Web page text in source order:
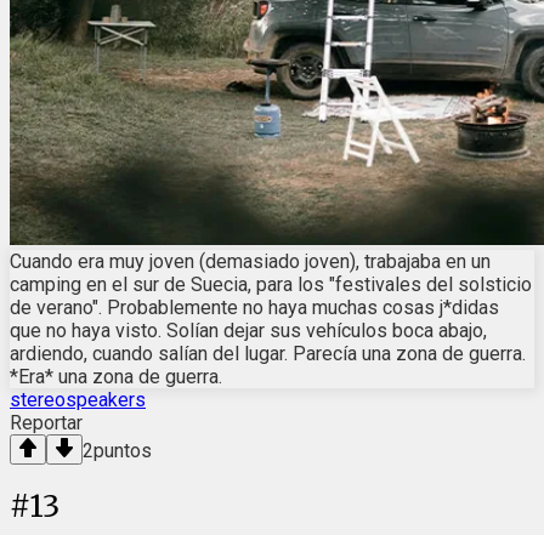
Cuando era muy joven (demasiado joven), trabajaba en un
camping en el sur de Suecia, para los "festivales del solsticio
de verano". Probablemente no haya muchas cosas j*didas
que no haya visto. Solían dejar sus vehículos boca abajo,
ardiendo, cuando salían del lugar. Parecía una zona de guerra.
*Era* una zona de guerra.
stereospeakers
Reportar
2puntos
#13